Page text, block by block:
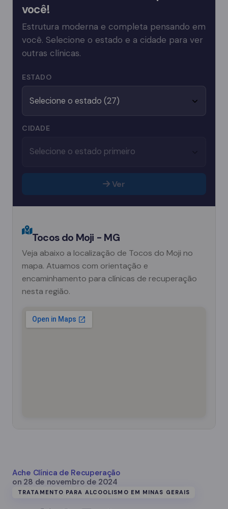
você!
Estrutura moderna e completa pensando em
você. Selecione o estado e a cidade para ver
outras clínicas.
ESTADO
CIDADE
Ver
Tocos do Moji - MG
Veja abaixo a localização de Tocos do Moji no
mapa. Atuamos com orientação e
encaminhamento para clínicas de recuperação
nesta região.
Ache Clínica de Recuperação
on 28 de novembro de 2024
TRATAMENTO PARA ALCOOLISMO EM MINAS GERAIS